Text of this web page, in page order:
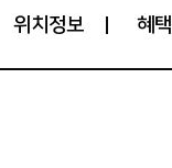
위치정보 혜택